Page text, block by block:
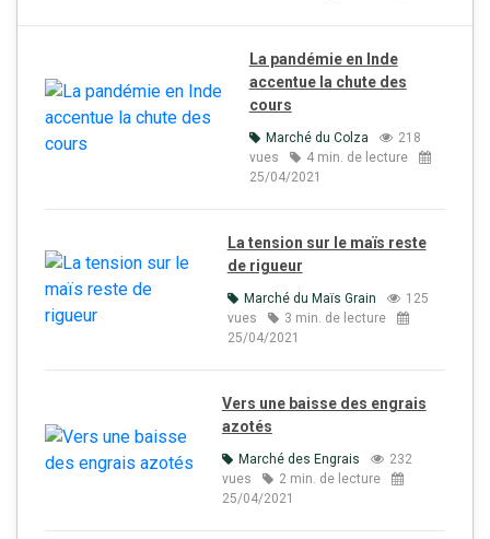
La pandémie en Inde
accentue la chute des
cours
Marché du Colza
218
vues
4 min. de lecture
25/04/2021
La tension sur le maïs reste
de rigueur
Marché du Maïs Grain
125
vues
3 min. de lecture
25/04/2021
Vers une baisse des engrais
azotés
Marché des Engrais
232
vues
2 min. de lecture
25/04/2021